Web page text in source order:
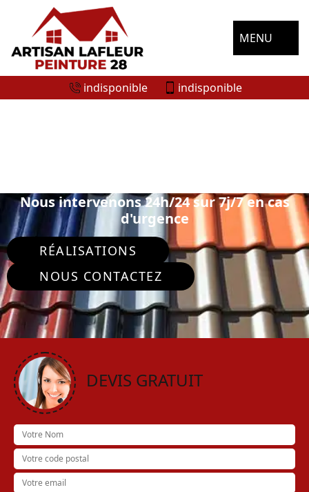
MENU
indisponible indisponible
Nous intervenons 24h/24 sur 7j/7 en cas
d'urgence
RÉALISATIONS
NOUS CONTACTEZ
DEVIS GRATUIT